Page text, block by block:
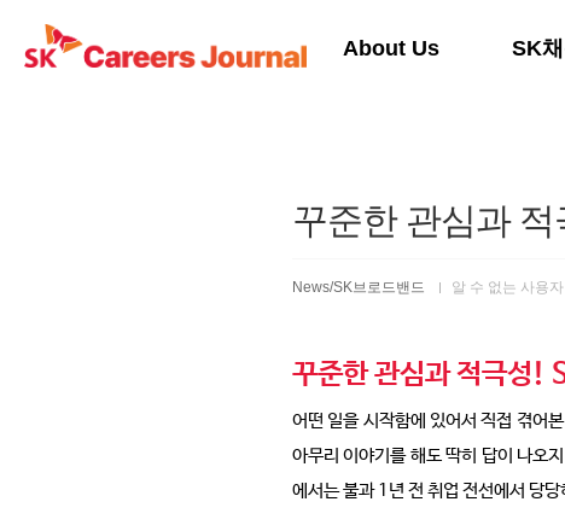
About Us SK
꾸준한 관심과
News/SK브로드밴드 알 수 없는 사용자
꾸준한 관심과 적극성!
어떤 일을 시작함에 있어서 직접 겪어
아무리 이야기를 해도 딱히 답이 나오
에서는 불과 1년 전 취업 전선에서 당